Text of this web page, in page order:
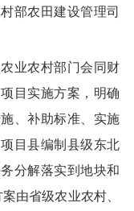
部农田建设管理司
业农村部门会同 财
目实施方案，明确
、补助标准、 实施
目县编制县级东北
分解落实到地块和
由省级农业农村、